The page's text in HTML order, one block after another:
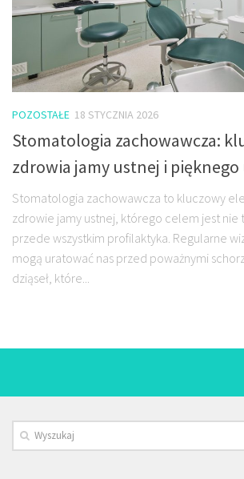
POZOSTAŁE 18 STYCZNIA 2026
Stomatologia zachowawcza:
zdrowia jamy ustnej i pięknego
Stomatologia zachowawcza to kluczowy
zdrowie jamy ustnej, którego celem jest nie
przede wszystkim profilaktyka. Regularne
mogą uratować nas przed poważnymi
dziąseł, które...